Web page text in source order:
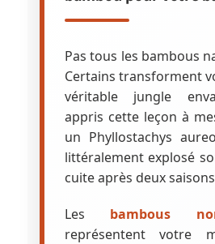
Pas tous les bambous
Certains transforment
véritable jungle
appris cette leçon à
un Phyllostachys
littéralement explosé
cuite après deux
Les bambous
représentent votre